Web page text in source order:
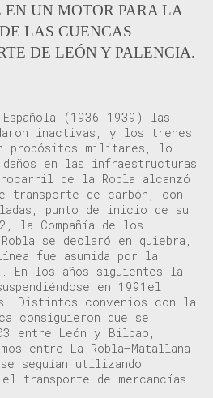
UN MOTOR PARA LA
LAS CUENCAS
DE LEÓN Y PALENCIA.
(1936-1939) las
inactivas, y los trenes
propósitos militares, lo
daños en las infraestructuras
de la Robla alcanzó
transporte de carbón , con
punto de inicio de su
la Compañía de los
se declaró en quiebra,
fue asumida por la
En los años siguientes la
en 1991el
. Distintos convenios con la
consiguieron que se
entre León y Bilbao,
entre La Robla–Matallana
seguían utilizando
transporte de mercancías.